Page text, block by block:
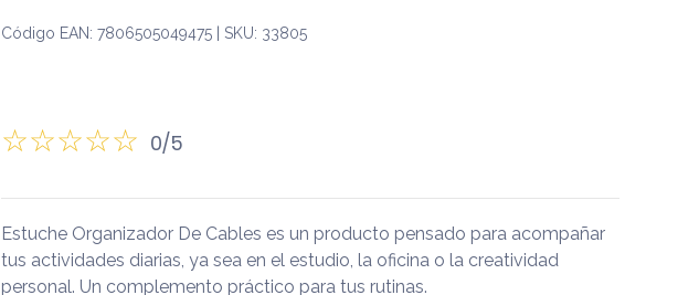
Código EAN: 7806505049475 | SKU: 33805
0/5
Estuche Organizador De Cables es un producto pensado para acompañar
tus actividades diarias, ya sea en el estudio, la oficina o la creatividad
personal. Un complemento práctico para tus rutinas.